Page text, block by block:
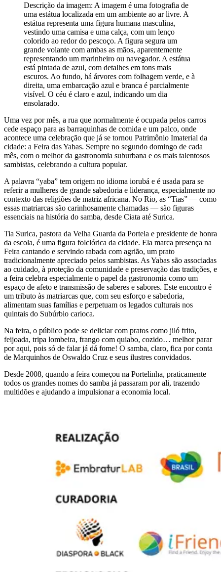
Descrição da imagem: A imagem é uma fotografia de
uma estátua localizada em um ambiente ao ar livre. A
estátua representa uma figura humana masculina,
vestindo uma camisa e uma calça, com um lenço
colorido ao redor do pescoço. A figura segura um
grande volante com ambas as mãos, aparentemente
representando um marinheiro ou navegador. A estátua
está pintada de azul, com detalhes em tons mais
escuros. Ao fundo, há árvores com folhagem verde, e à
direita, uma embarcação azul e branca é parcialmente
visível. O céu é claro e azul, indicando um dia
ensolarado.
Uma vez por mês, a rua que normalmente é ocupada pelos carros
cede espaço para as barraquinhas de comida e um palco, onde
acontece uma celebração que já se tornou Patrimônio Imaterial da
cidade: a Feira das Yabas. Sempre no segundo domingo de cada
mês, com o melhor da gastronomia suburbana e os mais talentosos
sambistas, celebrando a cultura popular.
A palavra “yaba” tem origem no idioma iorubá e é usada para se
referir a mulheres de grande sabedoria e liderança, especialmente no
contexto das religiões de matriz africana. No Rio, as “Tias” — como
essas matriarcas são carinhosamente chamadas — são figuras
essenciais na história do samba, desde Ciata até Surica.
Tia Surica, pastora da Velha Guarda da Portela e presidente de honra
da escola, é uma figura folclórica da cidade. Ela marca presença na
Feira cantando e servindo rabada com agrião, um prato
tradicionalmente apreciado pelos sambistas. As Yabas são associadas
ao cuidado, à proteção da comunidade e preservação das tradições, e
a feira celebra especialmente o papel da gastronomia como um
espaço de afeto e transmissão de saberes e sabores. Este encontro é
um tributo às matriarcas que, com seu esforço e sabedoria,
alimentam suas famílias e perpetuam os legados culturais nos
quintais do Subúrbio carioca.
Na feira, o público pode se deliciar com pratos como jiló frito,
feijoada, tripa lombeira, frango com quiabo, cozido… melhor parar
por aqui, pois só de falar já dá fome! O samba, claro, fica por conta
de Marquinhos de Oswaldo Cruz e seus ilustres convidados.
Desde 2008, quando a feira começou na Portelinha, praticamente
todos os grandes nomes do samba já passaram por ali, trazendo
multidões e ajudando a impulsionar a economia local.